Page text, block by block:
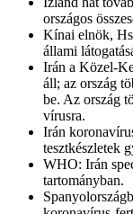
országos
Kínai elnök,
állami
Irán a Közel-
áll; az ország
be. Az ország
vírusra.
Irán
tesztkészletek
WHO: Irán
tartományban.